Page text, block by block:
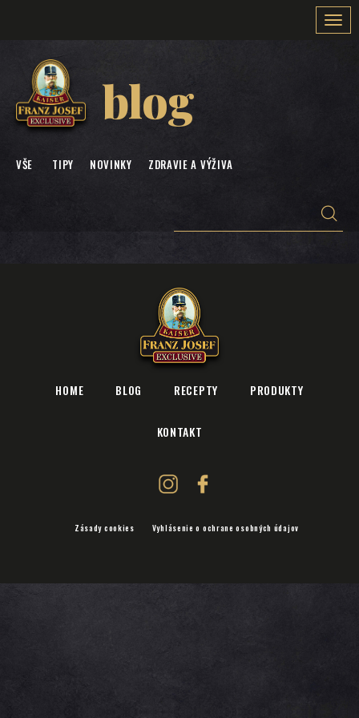
blog
VŠE TIPY NOVINKY ZDRAVIE A VÝŽIVA
HOME BLOG RECEPTY PRODUKTY
KONTAKT
Zásady cookies Vyhlásenie o ochrane osobných údajov